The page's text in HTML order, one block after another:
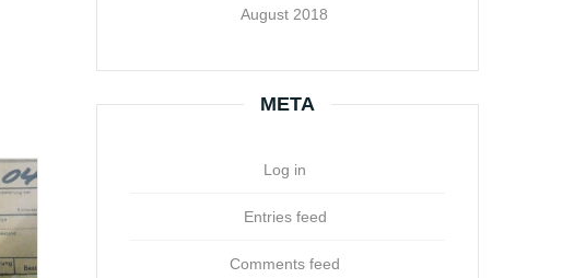
August 2018
META
Log in
Entries feed
Comments feed